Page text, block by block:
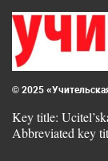
© 2025
Key title:
Abbreviated key